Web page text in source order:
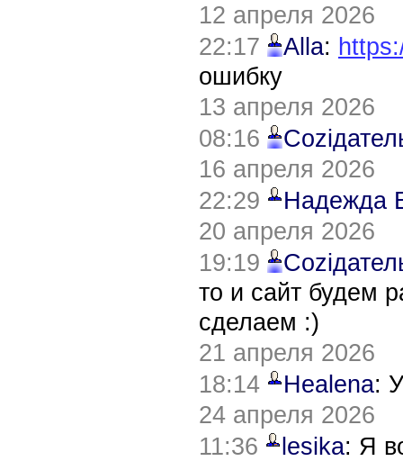
12 апреля 2026
22:17
Alla:
ошибку
13 апреля 2026
08:16
16 апреля 2026
22:29
Надежда
20 апреля 2026
19:19
то и сайт будем
сделаем :)
21 апреля 2026
18:14
Healena:
24 апреля 2026
11:36
lesika: Я